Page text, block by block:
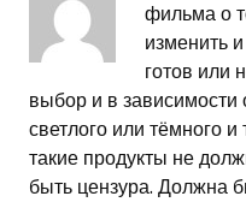
фильма о
изменить
готов или
выбор и в зависимости
светлого или тёмного
такие продукты не
быть цензура. Должна